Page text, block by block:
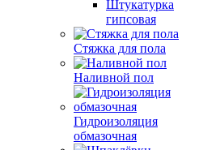
Штукатурка
гипсовая
Стяжка для пола
Наливной пол
Гидроизоляция
обмазочная